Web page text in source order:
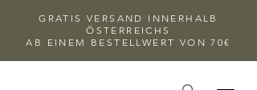
GRATIS VERSAND INNERHALB
ÖSTERREICHS
AB EINEM BESTELLWERT VON 70€